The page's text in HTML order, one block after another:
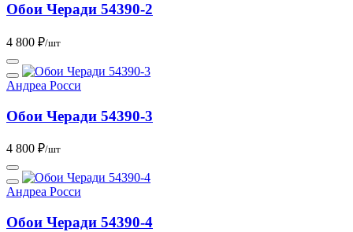
Обои Черади 54390-2
4 800 ₽/шт
Андреа Росси
Обои Черади 54390-3
4 800 ₽/шт
Андреа Росси
Обои Черади 54390-4